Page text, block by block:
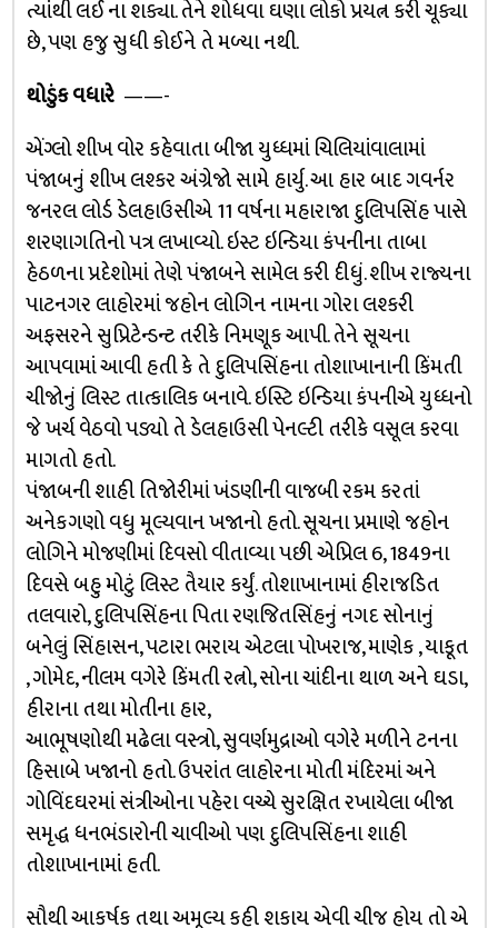
ત્યાંથી લઈ ના શક્યા. તેને શોધવા ઘણા લોકો પ્રયત્ન કરી ચૂક્યા
છે, પણ હજુ સુધી કોઈને તે મળ્યા નથી.
થોડુંક વધારે——-
એંગ્લો શીખ વોર કહેવાતા બીજા યુધ્ધમાં ચિલિયાંવાલામાં
પંજાબનું શીખ લશ્કર અંગ્રેજો સામે હાર્યુ. આ હાર બાદ ગવર્નર
જનરલ લોર્ડ ડેલહાઉસીએ 11 વર્ષના મહારાજા દુલિપસિંહ પાસે
શરણાગતિનો પત્ર લખાવ્યો. ઇસ્ટ ઇન્ડિયા કંપનીના તાબા
હેઠળના પ્રદેશોમાં તેણે પંજાબને સામેલ કરી દીધું. શીખ રાજ્યના
પાટનગર લાહોરમાં જહોન લોગિન નામના ગોરા લશ્કરી
અફસરને સુપ્રિટેન્ડન્ટ તરીકે નિમણૂક આપી. તેને સૂચના
આપવામાં આવી હતી કે તે દુલિપસિંહના તોશાખાનાની કિંમતી
ચીજોનું લિસ્ટ તાત્કાલિક બનાવે. ઇસ્ટિ ઇન્ડિયા કંપનીએ યુધ્ધનો
જે ખર્ચ વેઠવો પડ્યો તે ડેલહાઉસી પેનલ્ટી તરીકે વસૂલ કરવા
માગતો હતો.
પંજાબની શાહી તિજોરીમાં ખંડણીની વાજબી રકમ કરતાં
અનેકગણો વધુ મૂલ્યવાન ખજાનો હતો. સૂચના પ્રમાણે જહોન
લોગિને મોજણીમાં દિવસો વીતાવ્યા પછી એપ્રિલ 6, 1849ના
દિવસે બહુ મોટું લિસ્ટ તૈયાર કર્યું. તોશાખાનામાં હીરાજડિત
તલવારો, દુલિપસિંહના પિતા રણજિતસિંહનું નગદ સોનાનું
બનેલું સિંહાસન, પટારા ભરાય એટલા પોખરાજ, માણેક , યાકૂત
, ગોમેદ, નીલમ વગેરે કિંમતી રત્નો, સોના ચાંદીના થાળ અને ઘડા,
હીરાના તથા મોતીના હાર,
આભૂષણોથી મઢેલા વસ્ત્રો, સુવર્ણમુદ્રાઓ વગેરે મળીને ટનના
હિસાબે ખજાનો હતો. ઉપરાંત લાહોરના મોતી મંદિરમાં અને
ગોવિંદઘરમાં સંત્રીઓના પહેરા વચ્ચે સુરક્ષિત રખાયેલા બીજા
સમૃદ્ધ ધનભંડારોની ચાવીઓ પણ દુલિપસિંહના શાહી
તોશાખાનામાં હતી.
સૌથી આકર્ષક તથા અમૂલ્ય કહી શકાય એવી ચીજ હોય તો એ